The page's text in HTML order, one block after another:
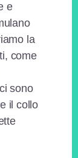
e
la
come
sono
il collo